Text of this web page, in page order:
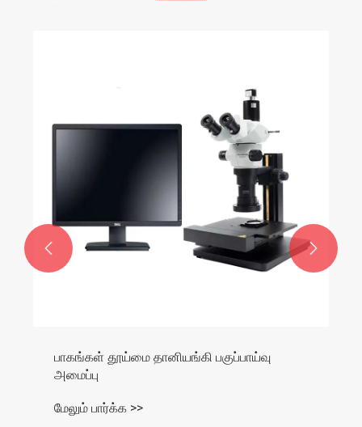
பாகங்கள் தூய்மை தானியங்கி பகுப்பாய்வு
அமைப்பு
மேலும் பார்க்க >>
 